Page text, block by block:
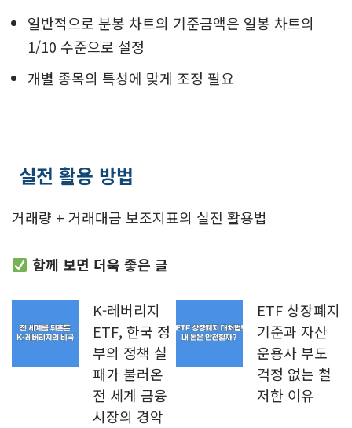
일반적으로 분봉 차트의 기준금액은 일봉 차트의
1/10 수준으로 설정
개별 종목의 특성에 맞게 조정 필요
실전 활용 방법
거래량 + 거래대금 보조지표의 실전 활용법
함께 보면 더욱 좋은 글
K-레버리지
ETF, 한국 정
부의 정책 실
패가 불러온
전 세계 금융
시장의 경악
ETF 상장폐지
기준과 자산
운용사 부도
걱정 없는 철
저한 이유